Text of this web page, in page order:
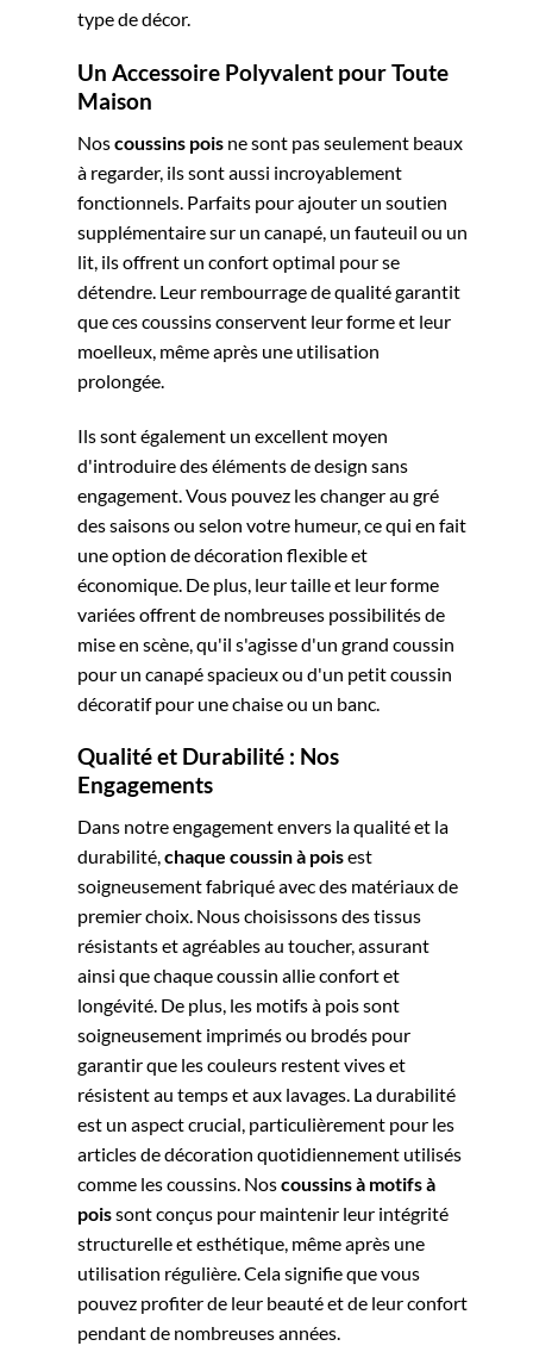
type de décor.
Un Accessoire Polyvalent pour Toute
Maison
Noscoussins pois ne sont pas seulement beaux
à regarder, ils sont aussi incroyablement
fonctionnels. Parfaits pour ajouter un soutien
supplémentaire sur un canapé, un fauteuil ou un
lit, ils offrent un confort optimal pour se
détendre. Leur rembourrage de qualité garantit
que ces coussins conservent leur forme et leur
moelleux, même après une utilisation
prolongée.
Ils sont également un excellent moyen
d'introduire des éléments de design sans
engagement. Vous pouvez les changer au gré
des saisons ou selon votre humeur, ce qui en fait
une option de décoration flexible et
économique. De plus, leur taille et leur forme
variées offrent de nombreuses possibilités de
mise en scène, qu'il s'agisse d'un grand coussin
pour un canapé spacieux ou d'un petit coussin
décoratif pour une chaise ou un banc.
Qualité et Durabilité : Nos
Engagements
Dans notre engagement envers la qualité et la
durabilité,chaque coussin à poisest
soigneusement fabriqué avec des matériaux de
premier choix. Nous choisissons des tissus
résistants et agréables au toucher, assurant
ainsi que chaque coussin allie confort et
longévité. De plus, les motifs à pois sont
soigneusement imprimés ou brodés pour
garantir que les couleurs restent vives et
résistent au temps et aux lavages. La durabilité
est un aspect crucial, particulièrement pour les
articles de décoration quotidiennement utilisés
comme les coussins. Noscoussins à motifs à
poissont conçus pour maintenir leur intégrité
structurelle et esthétique, même après une
utilisation régulière. Cela signifie que vous
pouvez profiter de leur beauté et de leur confort
pendant de nombreuses années.